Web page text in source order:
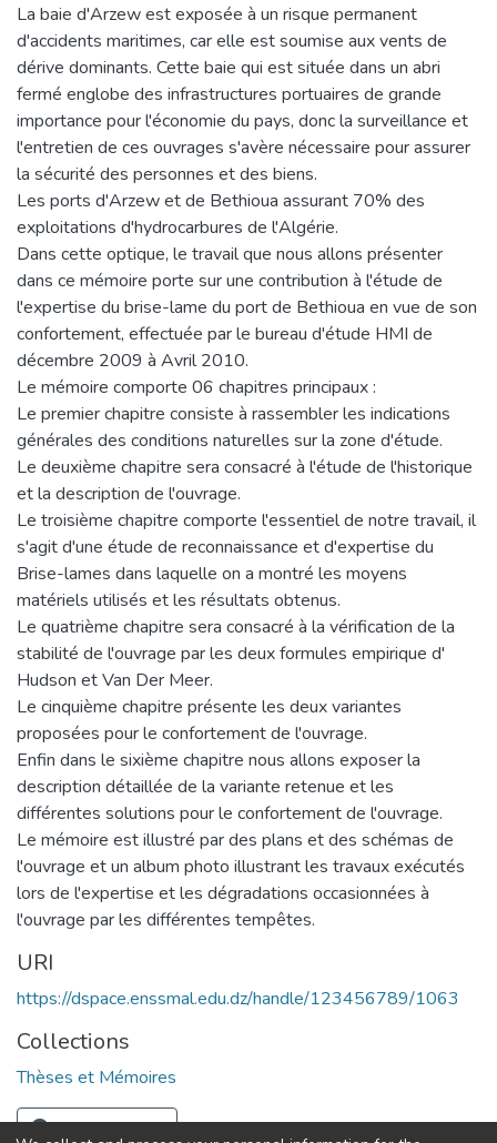
La baie d'Arzew est exposée à un risque permanent
d'accidents maritimes, car elle est soumise aux vents de
dérive dominants. Cette baie qui est située dans un abri
fermé englobe des infrastructures portuaires de grande
importance pour l'économie du pays, donc la surveillance et
l'entretien de ces ouvrages s'avère nécessaire pour assurer
la sécurité des personnes et des biens.
Les ports d'Arzew et de Bethioua assurant 70% des
exploitations d'hydrocarbures de l'Algérie.
Dans cette optique, le travail que nous allons présenter
dans ce mémoire porte sur une contribution à l'étude de
l'expertise du brise-lame du port de Bethioua en vue de son
confortement, effectuée par le bureau d'étude HMI de
décembre 2009 à Avril 2010.
Le mémoire comporte 06 chapitres principaux :
Le premier chapitre consiste à rassembler les indications
générales des conditions naturelles sur la zone d'étude.
Le deuxième chapitre sera consacré à l'étude de l'historique
et la description de l'ouvrage.
Le troisième chapitre comporte l'essentiel de notre travail, il
s'agit d'une étude de reconnaissance et d'expertise du
Brise-lames dans laquelle on a montré les moyens
matériels utilisés et les résultats obtenus.
Le quatrième chapitre sera consacré à la vérification de la
stabilité de l'ouvrage par les deux formules empirique d'
Hudson et Van Der Meer.
Le cinquième chapitre présente les deux variantes
proposées pour le confortement de l'ouvrage.
Enfin dans le sixième chapitre nous allons exposer la
description détaillée de la variante retenue et les
différentes solutions pour le confortement de l'ouvrage.
Le mémoire est illustré par des plans et des schémas de
l'ouvrage et un album photo illustrant les travaux exécutés
lors de l'expertise et les dégradations occasionnées à
l'ouvrage par les différentes tempêtes.
URI
https://dspace.enssmal.edu.dz/handle/123456789/1063
Collections
Thèses et Mémoires
Full item page